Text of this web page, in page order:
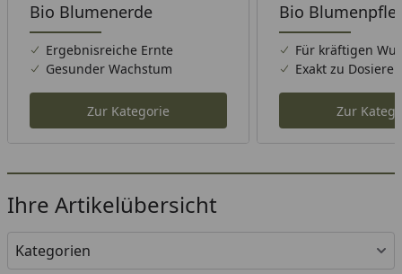
Bio Blumenerde
Ergebnisreiche Ernte
Gesunder Wachstum
Zur Kategorie
Bio
Für kräftigen
Exakt zu Dosieren
Zur
Ihre Artikelübersicht
Kategorien